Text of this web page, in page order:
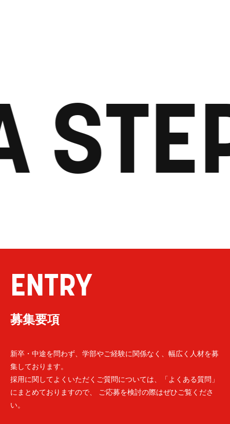
ENTRY
募集要項
新卒・中途を問わず、学部やご経験に関係なく、幅広く人材を募
集しております。
採用に関してよくいただくご質問については、「よくある質問」
にまとめておりますので、 ご応募を検討の際はぜひご覧くださ
い。